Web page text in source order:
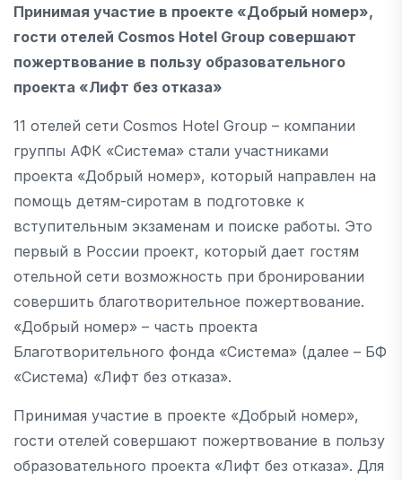
Принимая участие в проекте «Добрый номер»,
гости отелей Cosmos Hotel Group совершают
пожертвование в пользу образовательного
проекта «Лифт без отказа»
11 отелей сети Cosmos Hotel Group – компании
группы АФК «Система» стали участниками
проекта «Добрый номер», который направлен на
помощь детям-сиротам в подготовке к
вступительным экзаменам и поиске работы. Это
первый в России проект, который дает гостям
отельной сети возможность при бронировании
совершить благотворительное пожертвование.
«Добрый номер» – часть проекта
Благотворительного фонда «Система» (далее – БФ
«Система) «Лифт без отказа».
Принимая участие в проекте «Добрый номер»,
гости отелей совершают пожертвование в пользу
образовательного проекта «Лифт без отказа». Для